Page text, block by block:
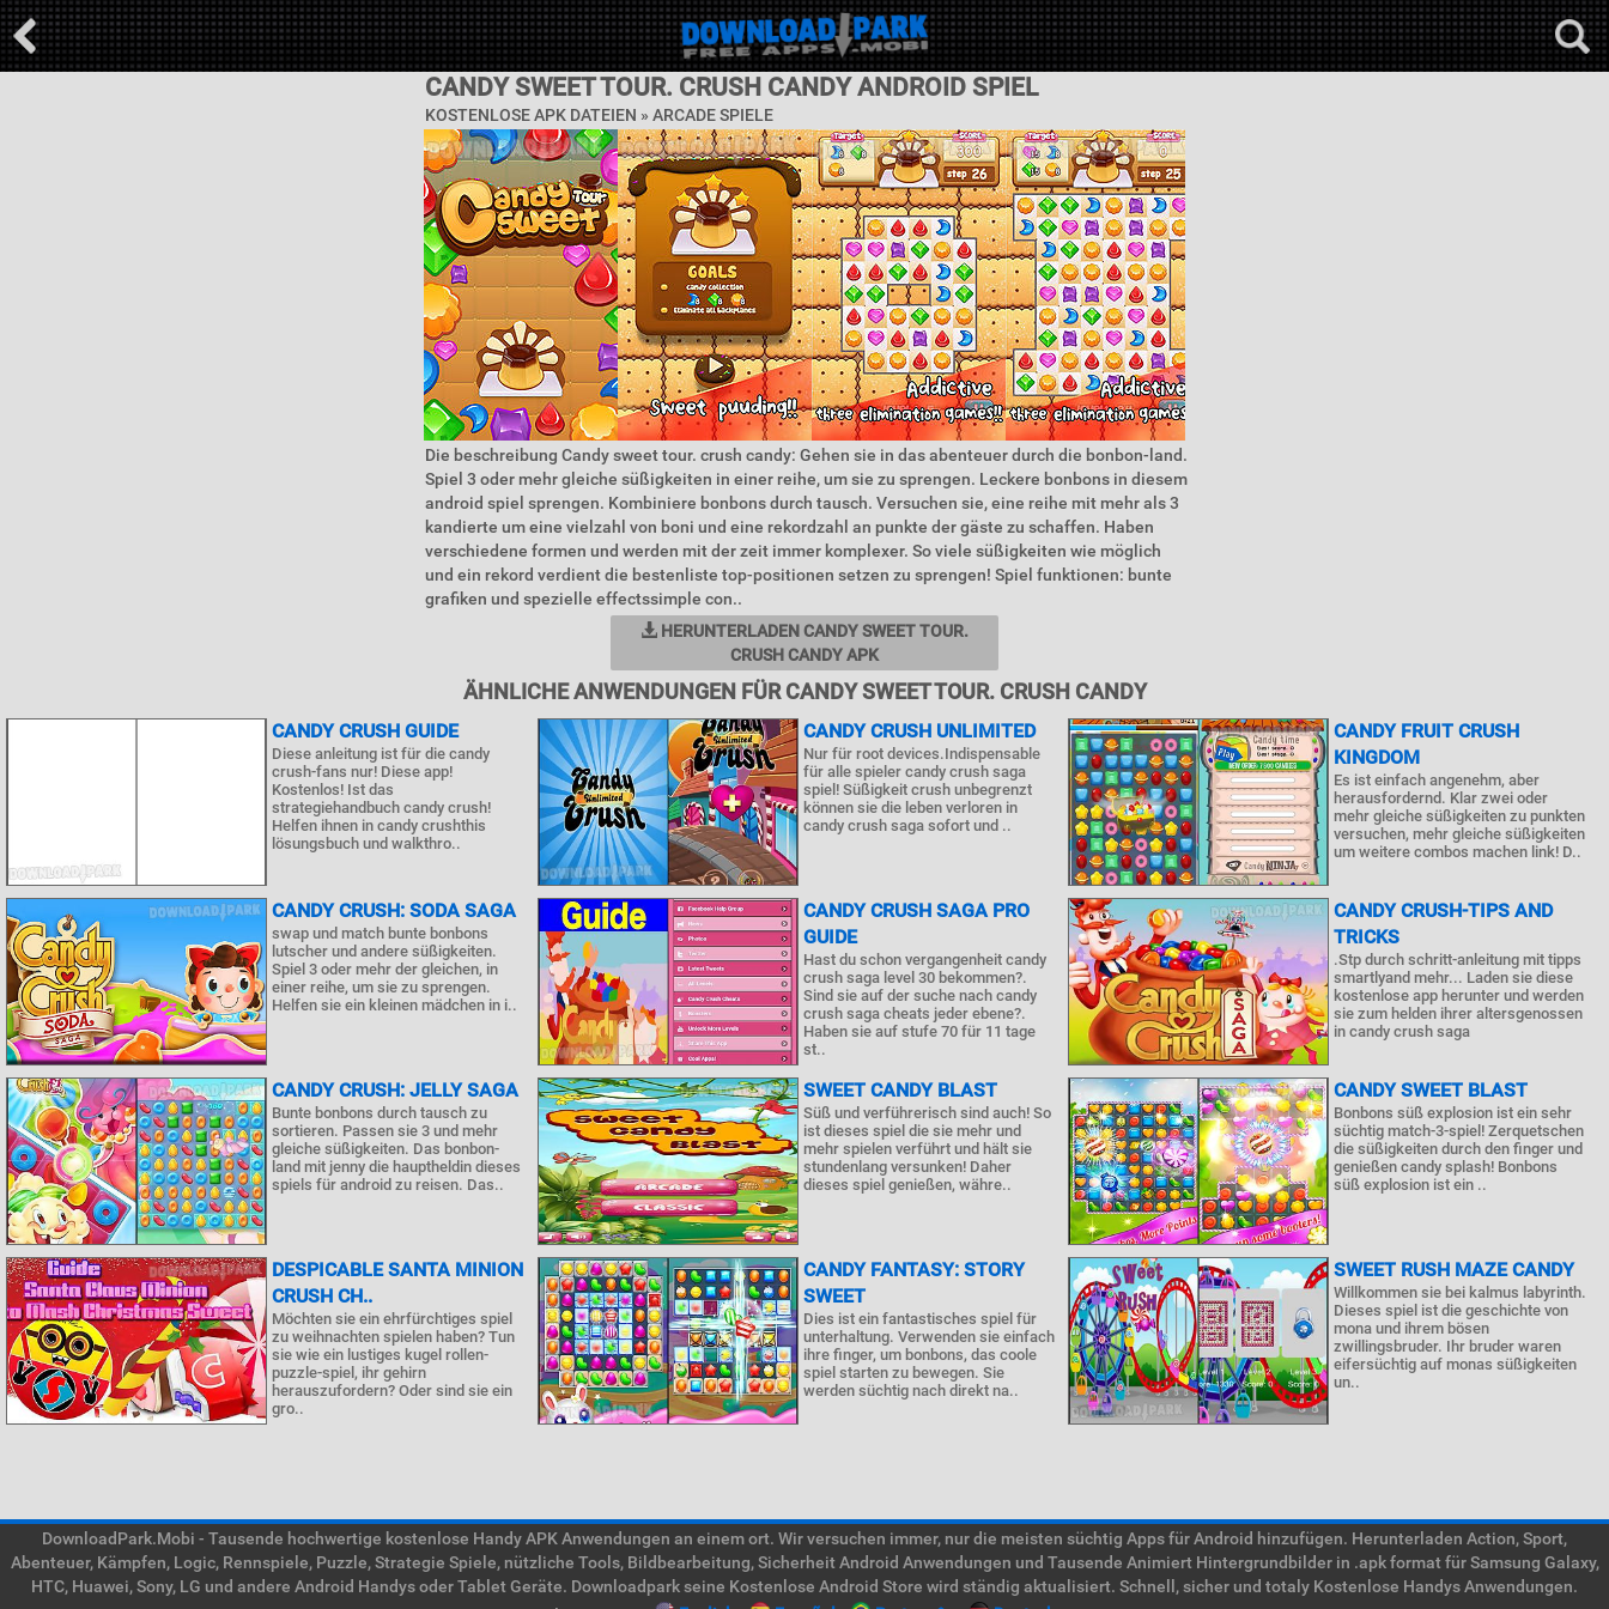
CANDY SWEET TOUR. CRUSH CANDY ANDROID SPIEL
KOSTENLOSE APK DATEIEN » ARCADE SPIELE
Die beschreibung Candy sweet tour. crush candy: Gehen sie in das abenteuer durch die bonbon-land.
Spiel 3 oder mehr gleiche süßigkeiten in einer reihe, um sie zu sprengen. Leckere bonbons in diesem
android spiel sprengen. Kombiniere bonbons durch tausch. Versuchen sie, eine reihe mit mehr als 3
kandierte um eine vielzahl von boni und eine rekordzahl an punkte der gäste zu schaffen. Haben
verschiedene formen und werden mit der zeit immer komplexer. So viele süßigkeiten wie möglich
und ein rekord verdient die bestenliste top-positionen setzen zu sprengen! Spiel funktionen: bunte
grafiken und spezielle effectssimple con..
HERUNTERLADEN CANDY SWEET TOUR.
CRUSH CANDY APK
ÄHNLICHE ANWENDUNGEN FÜR CANDY SWEET TOUR. CRUSH CANDY
CANDY CRUSH GUIDE
Diese anleitung ist für die candy
crush-fans nur! Diese app!
Kostenlos! Ist das
strategiehandbuch candy crush!
Helfen ihnen in candy crushthis
lösungsbuch und walkthro..
CANDY CRUSH UNLIMITED
Nur für root devices.Indispensable
für alle spieler candy crush saga
spiel! Süßigkeit crush unbegrenzt
können sie die leben verloren in
candy crush saga sofort und ..
CANDY FRUIT CRUSH
KINGDOM
Es ist einfach angenehm, aber
herausfordernd. Klar zwei oder
mehr gleiche süßigkeiten zu punkten
versuchen, mehr gleiche süßigkeiten
um weitere combos machen link! D..
CANDY CRUSH: SODA SAGA
swap und match bunte bonbons
lutscher und andere süßigkeiten.
Spiel 3 oder mehr der gleichen, in
einer reihe, um sie zu sprengen.
Helfen sie ein kleinen mädchen in i..
CANDY CRUSH SAGA PRO
GUIDE
Hast du schon vergangenheit candy
crush saga level 30 bekommen?.
Sind sie auf der suche nach candy
crush saga cheats jeder ebene?.
Haben sie auf stufe 70 für 11 tage
st..
CANDY CRUSH-TIPS AND
TRICKS
.Stp durch schritt-anleitung mit tipps
smartlyand mehr... Laden sie diese
kostenlose app herunter und werden
sie zum helden ihrer altersgenossen
in candy crush saga
CANDY CRUSH: JELLY SAGA
Bunte bonbons durch tausch zu
sortieren. Passen sie 3 und mehr
gleiche süßigkeiten. Das bonbon-
land mit jenny die hauptheldin dieses
spiels für android zu reisen. Das..
SWEET CANDY BLAST
Süß und verführerisch sind auch! So
ist dieses spiel die sie mehr und
mehr spielen verführt und hält sie
stundenlang versunken! Daher
dieses spiel genießen, währe..
CANDY SWEET BLAST
Bonbons süß explosion ist ein sehr
süchtig match-3-spiel! Zerquetschen
die süßigkeiten durch den finger und
genießen candy splash! Bonbons
süß explosion ist ein ..
DESPICABLE SANTA MINION
CRUSH CH..
Möchten sie ein ehrfürchtiges spiel
zu weihnachten spielen haben? Tun
sie wie ein lustiges kugel rollen-
puzzle-spiel, ihr gehirn
herauszufordern? Oder sind sie ein
gro..
CANDY FANTASY: STORY
SWEET
Dies ist ein fantastisches spiel für
unterhaltung. Verwenden sie einfach
ihre finger, um bonbons, das coole
spiel starten zu bewegen. Sie
werden süchtig nach direkt na..
SWEET RUSH MAZE CANDY
Willkommen sie bei kalmus labyrinth.
Dieses spiel ist die geschichte von
mona und ihrem bösen
zwillingsbruder. Ihr bruder waren
eifersüchtig auf monas süßigkeiten
un..
DownloadPark.Mobi - Tausende hochwertige kostenlose Handy APK Anwendungen an einem ort. Wir versuchen immer, nur die meisten süchtig Apps für Android hinzufügen. Herunterladen Action, Sport,
Abenteuer, Kämpfen, Logic, Rennspiele, Puzzle, Strategie Spiele, nützliche Tools, Bildbearbeitung, Sicherheit Android Anwendungen und Tausende Animiert Hintergrundbilder in .apk format für Samsung Galaxy,
HTC, Huawei, Sony, LG und andere Android Handys oder Tablet Geräte. Downloadpark seine Kostenlose Android Store wird ständig aktualisiert. Schnell, sicher und totaly Kostenlose Handys Anwendungen.